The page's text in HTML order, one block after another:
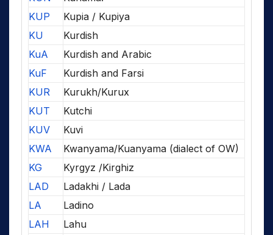
KUP
Kupia / Kupiya
KU
Kurdish
KuA
Kurdish and Arabic
KuF
Kurdish and Farsi
KUR
Kurukh/Kurux
KUT
Kutchi
KUV
Kuvi
KWA
Kwanyama/Kuanyama (dialect of OW)
KG
Kyrgyz /Kirghiz
LAD
Ladakhi / Lada
LA
Ladino
LAH
Lahu